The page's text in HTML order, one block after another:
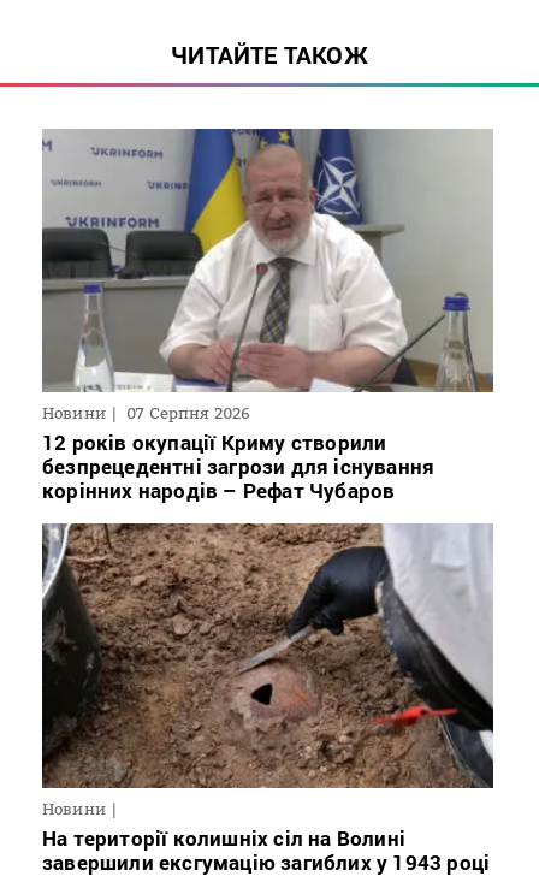
ЧИТАЙТЕ ТАКОЖ
Новини 07 Серпня 2026
12 років окупації Криму створили
безпрецедентні загрози для існування
корінних народів – Рефат Чубаров
Новини
На території колишніх сіл на Волині
завершили ексгумацію загиблих у 1943 році